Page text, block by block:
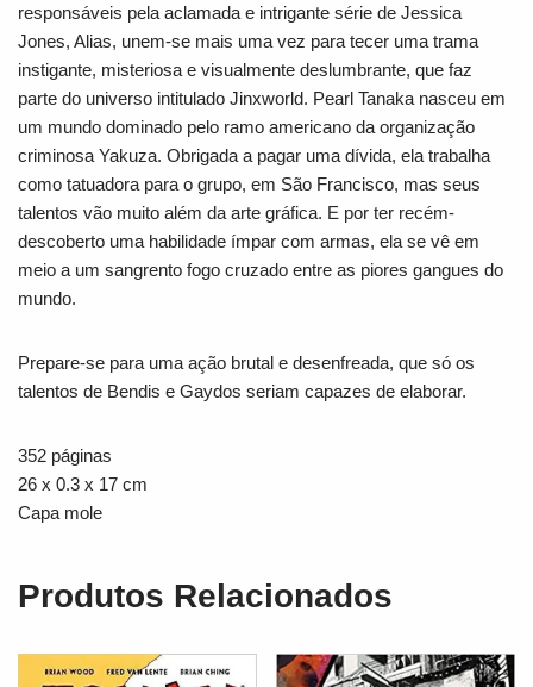
responsáveis pela aclamada e intrigante série de Jessica
Jones, Alias, unem-se mais uma vez para tecer uma trama
instigante, misteriosa e visualmente deslumbrante, que faz
parte do universo intitulado Jinxworld. Pearl Tanaka nasceu em
um mundo dominado pelo ramo americano da organização
criminosa Yakuza. Obrigada a pagar uma dívida, ela trabalha
como tatuadora para o grupo, em São Francisco, mas seus
talentos vão muito além da arte gráfica. E por ter recém-
descoberto uma habilidade ímpar com armas, ela se vê em
meio a um sangrento fogo cruzado entre as piores gangues do
mundo.
Prepare-se para uma ação brutal e desenfreada, que só os
talentos de Bendis e Gaydos seriam capazes de elaborar.
352 páginas
26 x 0.3 x 17 cm
Capa mole
Produtos Relacionados